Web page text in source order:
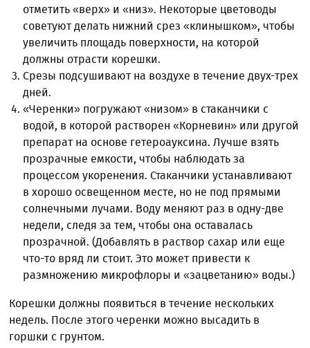
отметить «верх» и «низ». Некоторые цветоводы
советуют делать нижний срез «клинышком», чтобы
увеличить площадь поверхности, на которой
должны отрасти корешки.
Срезы подсушивают на воздухе в течение двух-трех
дней.
«Черенки» погружают «низом» в стаканчики с
водой, в которой растворен «Корневин» или другой
препарат на основе гетероауксина. Лучше взять
прозрачные емкости, чтобы наблюдать за
процессом укоренения. Стаканчики устанавливают
в хорошо освещенном месте, но не под прямыми
солнечными лучами. Воду меняют раз в одну-две
недели, следя за тем, чтобы она оставалась
прозрачной. (Добавлять в раствор сахар или еще
что-то вряд ли стоит. Это может привести к
размножению микрофлоры и «зацветанию» воды.)
Корешки должны появиться в течение нескольких
недель. После этого черенки можно высадить в
горшки с грунтом.